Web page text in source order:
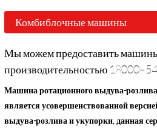
Комбиблочные машины
Мы можем предоставить
производительностью
Машина ротационного выдува-
является усовершенствованной
выдува-розлива и укупорки, данная